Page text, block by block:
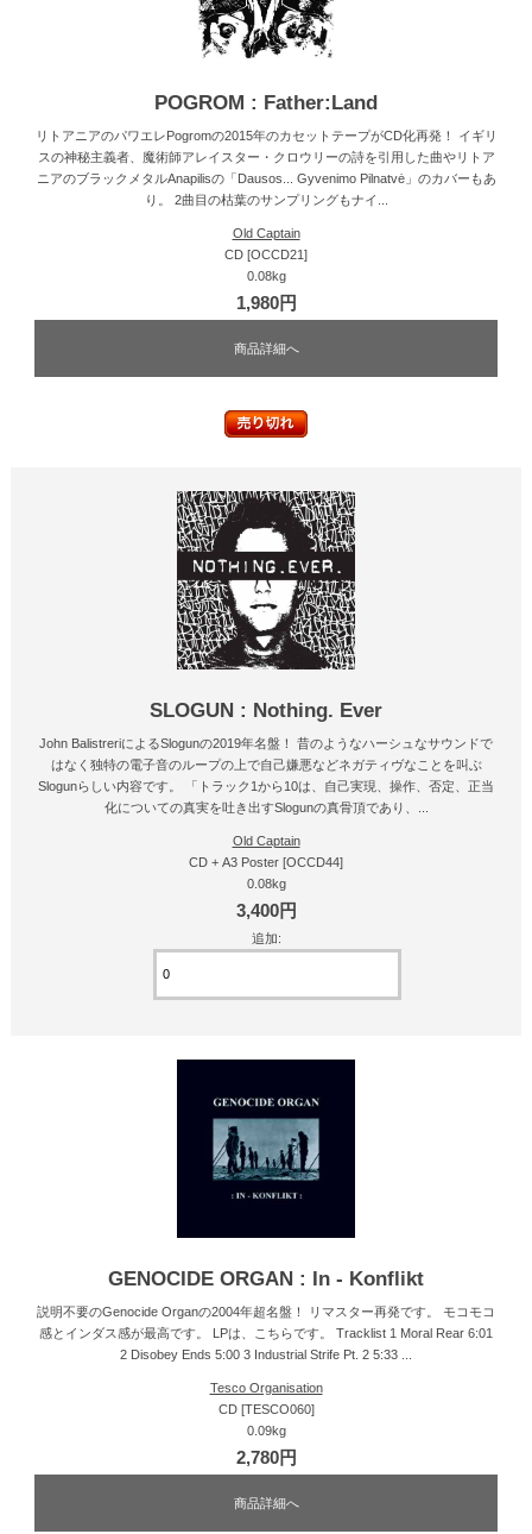
POGROM : Father:Land
リトアニアのパワエレPogromの2015年のカセットテープがCD化再発！ イギリ
スの神秘主義者、魔術師アレイスター・クロウリーの詩を引用した曲やリトア
ニアのブラックメタルAnapilisの「Dausos... Gyvenimo Pilnatvė」のカバーもあ
り。 2曲目の枯葉のサンプリングもナイ...
Old Captain
CD [OCCD21]
0.08kg
1,980円
商品詳細へ
SLOGUN : Nothing. Ever
John BalistreriによるSlogunの2019年名盤！ 昔のようなハーシュなサウンドで
はなく独特の電子音のループの上で自己嫌悪などネガティヴなことを叫ぶ
Slogunらしい内容です。 「トラック1から10は、自己実現、操作、否定、正当
化についての真実を吐き出すSlogunの真骨頂であり、...
Old Captain
CD + A3 Poster [OCCD44]
0.08kg
3,400円
追加:
GENOCIDE ORGAN : In - Konflikt
説明不要のGenocide Organの2004年超名盤！ リマスター再発です。 モコモコ
感とインダス感が最高です。 LPは、こちらです。 Tracklist 1 Moral Rear 6:01
2 Disobey Ends 5:00 3 Industrial Strife Pt. 2 5:33 ...
Tesco Organisation
CD [TESCO060]
0.09kg
2,780円
商品詳細へ